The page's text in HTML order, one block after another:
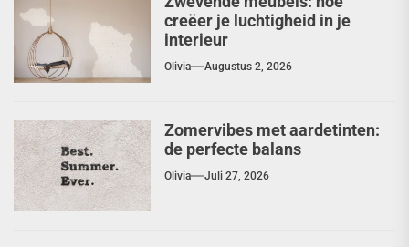
creëer je luchtigheid in je
interieur
Olivia Augustus 2, 2026
Zomervibes met aardetinten:
de perfecte balans
Olivia Juli 27, 2026